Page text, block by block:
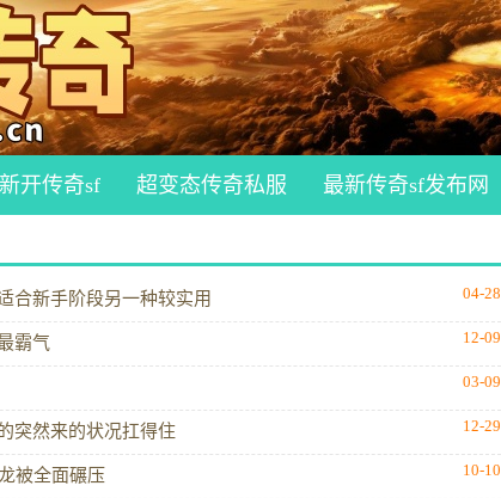
新开传奇sf 超变态传奇私服 最新传奇sf发布网
04-28
合新手阶段另一种较实用
12-09
霸气
03-09
12-29
突然来的状况扛得住
10-10
被全面碾压